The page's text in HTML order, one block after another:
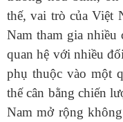
thế, vai trò của Việt
Nam tham gia nhiều
quan hệ với nhiều
phụ thuộc vào một
thế cân bằng chiến
Nam mở rộng